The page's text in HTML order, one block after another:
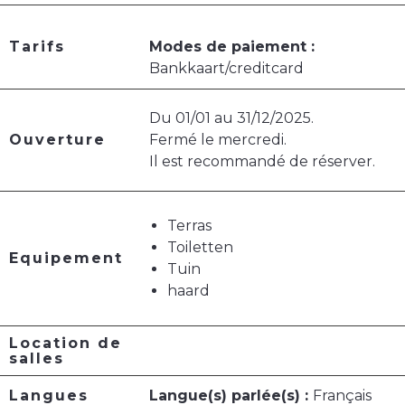
Tarifs
Modes de paiement :
Bankkaart/creditcard
Ouverture
Du 01/01 au 31/12/2025.
Fermé le mercredi.
Il est recommandé de réserver.
Equipement
Terras
Toiletten
Tuin
haard
Location de
salles
Langues Langue(s) parlée(s) : Français